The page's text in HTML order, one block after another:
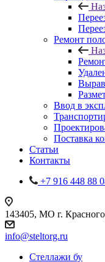
Ремонт
Ввод в
Поставка
Статьи
Контакты
+7 916 448 88
143405, МО г.
info@steltorg.ru
Cтеллажи бу